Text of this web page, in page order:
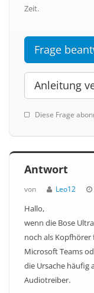
Zeit.
Frage
Anleitung
Diese Frage
Antwort
von Leo12
Hallo,
wenn die Bose
noch als
Microsoft Teams
die Ursache häufig
Audiotreiber.